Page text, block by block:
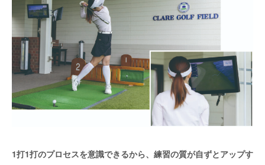
1打1打のプロセスを意識できるから、練習の質が自ずとアップす